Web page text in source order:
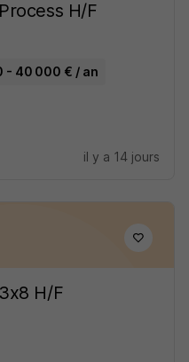
H/F
- 40 000 € / an
il y a 14 jours
H/F